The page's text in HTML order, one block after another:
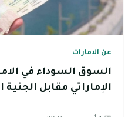
عن الامارات
السوق السوداء في
الإماراتي مقابل